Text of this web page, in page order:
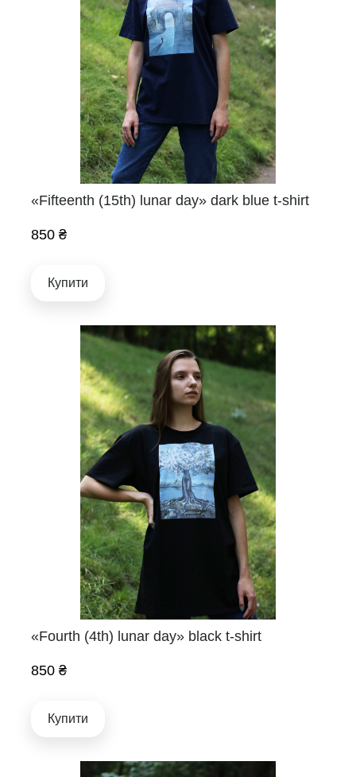
«Fifteenth (15th) lunar day» dark blue t-shirt
850 ₴
Купити
«Fourth (4th) lunar day» black t-shirt
850 ₴
Купити